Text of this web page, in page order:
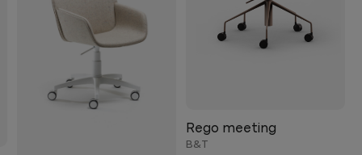
Rego meeting
B&T